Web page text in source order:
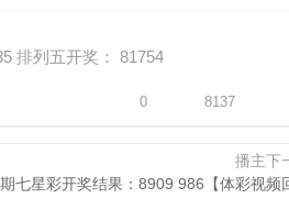
排列五开奖： 81754
0 8137
播主下
七星彩开奖结果：8909 986【体彩视频